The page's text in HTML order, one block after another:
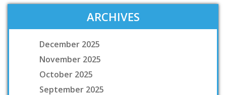
ARCHIVES
December 2025
November 2025
October 2025
September 2025